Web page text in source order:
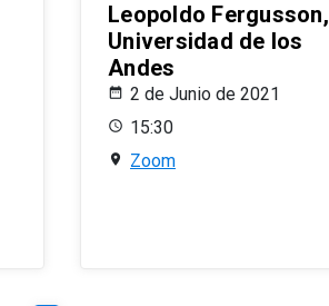
Leopoldo Fergusson,
Universidad de los
Andes
2 de Junio de 2021
15:30
Zoom